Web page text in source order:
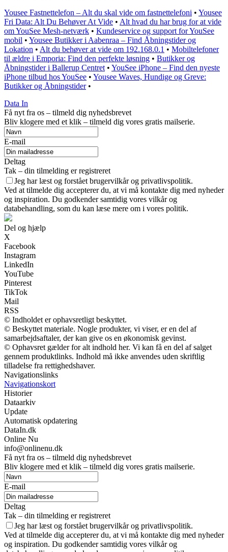
Yousee Fastnettelefon – Alt du skal vide om fastnettelefoni • Yousee
Fri Data: Alt Du Behøver At Vide • Alt hvad du har brug for at vide
om YouSee Mesh-netværk • Kundeservice og support for YouSee
mobil • Yousee Butikker i Aabenraa – Find Åbningstider og
Lokation • Alt du behøver at vide om 192.168.0.1 • Mobiltelefoner
til ældre i Emporia: Find den perfekte løsning • Butikker og
Åbningstider i Ballerup Centret • YouSee iPhone – Find den nyeste
iPhone tilbud hos YouSee • Yousee Waves, Hundige og Greve:
Butikker og Åbningstider•
Data In
Få nyt fra os – tilmeld dig nyhedsbrevet
Bliv klogere med et klik – tilmeld dig vores gratis mailserie.
E-mail
Deltag
Tak – din tilmelding er registreret
Jeg har læst og forstået brugervilkår og privatlivspolitik.
Ved at tilmelde dig accepterer du, at vi må kontakte dig med nyheder
og inspiration. Du godkender samtidig vores vilkår og
databehandling, som du kan læse mere om i vores politik.
Del og hjælp
X
Facebook
Instagram
LinkedIn
YouTube
Pinterest
TikTok
Mail
RSS
© Indholdet er ophavsretligt beskyttet.
© Beskyttet materiale. Nogle produkter, vi viser, er en del af
samarbejdsaftaler, der kan give os en økonomisk gevinst.
© Ophavsret gælder for alt indhold her. Vi kan få en del af salget
gennem produktlinks. Indhold må ikke anvendes uden skriftlig
tilladelse fra rettighedshaver.
Navigationslinks
Navigationskort
Historier
Dataarkiv
Update
Automatisk opdatering
DataIn.dk
Online Nu
info@onlinenu.dk
Få nyt fra os – tilmeld dig nyhedsbrevet
Bliv klogere med et klik – tilmeld dig vores gratis mailserie.
E-mail
Deltag
Tak – din tilmelding er registreret
Jeg har læst og forstået brugervilkår og privatlivspolitik.
Ved at tilmelde dig accepterer du, at vi må kontakte dig med nyheder
og inspiration. Du godkender samtidig vores vilkår og